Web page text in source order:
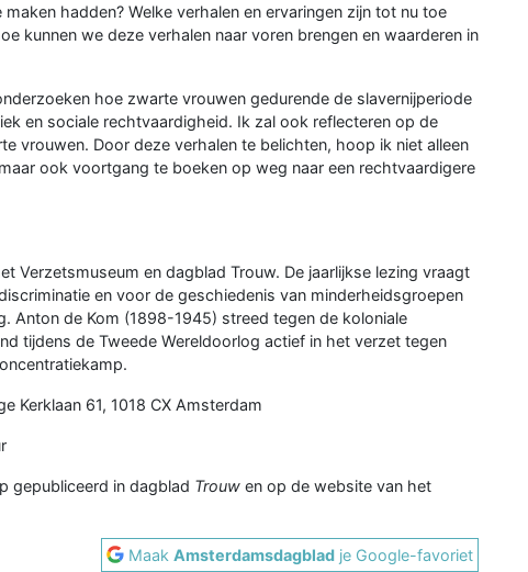
hadden? Welke verhalen en ervaringen zijn tot nu toe
kunnen we deze verhalen naar voren brengen en waarderen in
hoe zwarte vrouwen gedurende de slavernijperiode
en sociale rechtvaardigheid. Ik zal ook reflecteren op de
vrouwen. Door deze verhalen te belichten, hoop ik niet alleen
ook voortgang te boeken op weg naar een rechtvaardigere
Verzetsmuseum en dagblad Trouw. De jaarlijkse lezing vraagt
en voor de geschiedenis van minderheidsgroepen
Anton de Kom (1898-1945) streed tegen de koloniale
tijdens de Tweede Wereldoorlog actief in het verzet tegen
Kerklaan 61, 1018 CX Amsterdam
gepubliceerd in dagblad Trouw en op de website van het
MaakAmsterdamsdagblad je Google-favoriet